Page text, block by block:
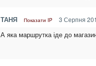
ТАНЯ Показати IP 3 Серпня
А яка маршрутка іде до